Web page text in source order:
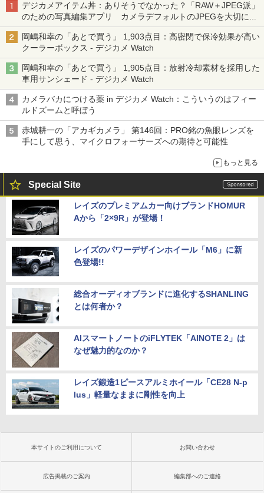
デジカメアイテム丼：ありそうでなかった？「RAW＋JPEG派」
のための写真編集アプリ カメラデフォルトのJPEGを大切にす
る「Filmator」
岡嶋和幸の「あとで買う」 1,903点目：高密閉で保冷効果が高い
クーラーボックス - デジカメ Watch
岡嶋和幸の「あとで買う」 1,905点目：放射冷却素材を採用した
車用サンシェード - デジカメ Watch
カメラバカにつける薬 in デジカメ Watch：こういうのはフィー
ルドズームと呼ぼう
赤城耕一の「アカギカメラ」 第146回：PRO銘の魚眼レンズを
手にして思う、マイクロフォーサーズへの期待と可能性
もっと見る
Special Site
レイズのプレミアムカー向けブランドHOMUR
Aから「2×9R」が登場！
レイズのパワーデザインホイール「M6」に新
色登場!!
総合オーディオブランドに進化するSHANLING
とは何者か？
AIスマートノートのiFLYTEK「AINOTE 2」は
なぜ魅力的なのか？
レイズ鍛造1ピースアルミホイール「CE28 N-p
lus」軽量なままに剛性を向上
本サイトのご利用について お問い合わせ
広告掲載のご案内 編集部へのご連絡